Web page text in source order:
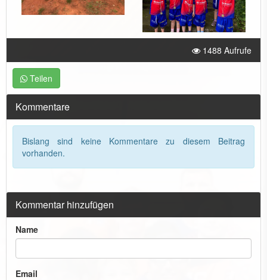
1488 Aufrufe
Teilen
Kommentare
Bislang sind keine Kommentare zu diesem Beitrag
vorhanden.
Kommentar hinzufügen
Name
Email